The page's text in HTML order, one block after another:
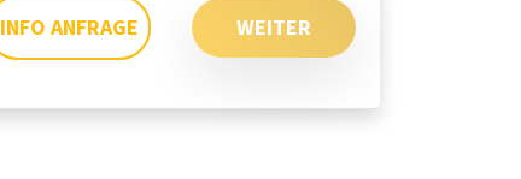
INFO ANFRAGE WEITER